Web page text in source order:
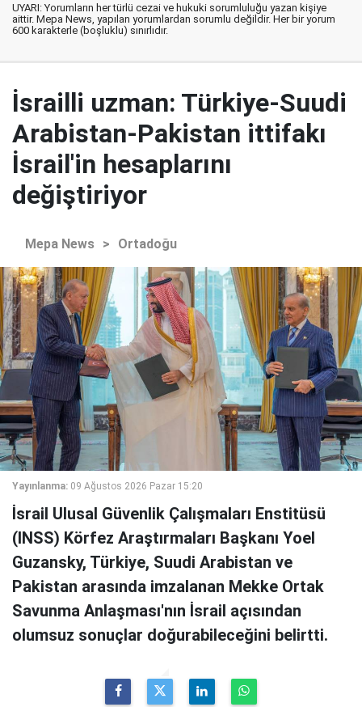
UYARI: Yorumların her türlü cezai ve hukuki sorumluluğu yazan kişiye
aittir. Mepa News, yapılan yorumlardan sorumlu değildir. Her bir yorum
600 karakterle (boşluklu) sınırlıdır.
İsrailli uzman: Türkiye-Suudi
Arabistan-Pakistan ittifakı
İsrail'in hesaplarını
değiştiriyor
Mepa News > Ortadoğu
Yayınlanma: 09 Ağustos 2026 Pazar 15:20
İsrail Ulusal Güvenlik Çalışmaları Enstitüsü
(INSS) Körfez Araştırmaları Başkanı Yoel
Guzansky, Türkiye, Suudi Arabistan ve
Pakistan arasında imzalanan Mekke Ortak
Savunma Anlaşması'nın İsrail açısından
olumsuz sonuçlar doğurabileceğini belirtti.